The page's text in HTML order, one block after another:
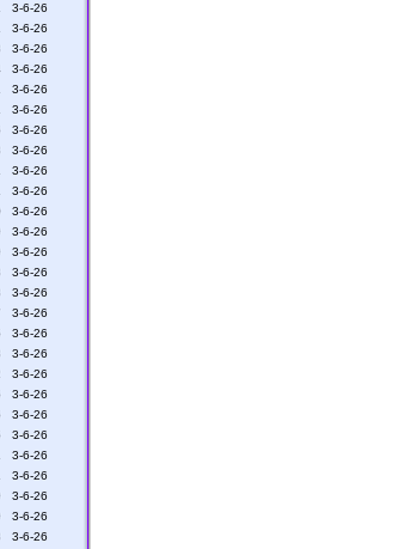
3-6-26 22:51
3-6-26 22:51
3-6-26 22:48
3-6-26 22:44
3-6-26 22:41
3-6-26 22:41
3-6-26 22:36
3-6-26 22:33
3-6-26 22:31
3-6-26 22:31
3-6-26 22:30
3-6-26 22:29
3-6-26 22:29
3-6-26 22:28
3-6-26 22:28
3-6-26 22:27
3-6-26 22:25
3-6-26 22:23
3-6-26 22:22
3-6-26 22:16
3-6-26 22:16
3-6-26 22:15
3-6-26 22:11
3-6-26 22:11
3-6-26 22:09
3-6-26 22:09
3-6-26 22:08